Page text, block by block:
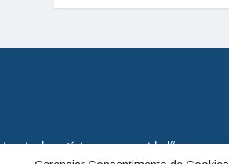
via de notícias para os cidadãos